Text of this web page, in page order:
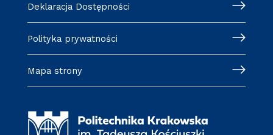
Deklaracja Dostępności
Polityka prywatności
Mapa strony